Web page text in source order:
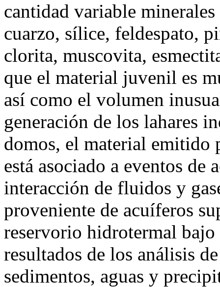
cantidad variable
cuarzo, sílice, feldespato,
clorita, muscovita,
que el material juvenil es
así como el volumen
generación de los lahares
domos, el material
está asociado a eventos
interacción de fluidos y
proveniente de acuíferos
reservorio hidrotermal
resultados de los análisis
sedimentos, aguas y